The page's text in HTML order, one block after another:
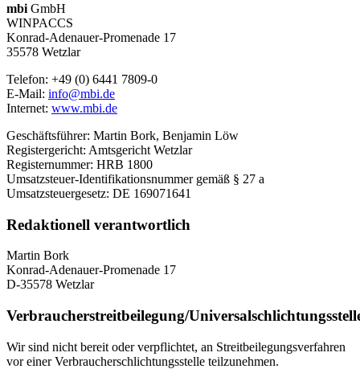
mbi GmbH
WINPACCS
Konrad-Adenauer-Promenade 17
35578 Wetzlar
Telefon: +49 (0) 6441 7809-0
E-Mail: info@mbi.de
Internet: www.mbi.de
Geschäftsführer: Martin Bork, Benjamin Löw
Registergericht: Amtsgericht Wetzlar
Registernummer: HRB 1800
Umsatzsteuer-Identifikationsnummer gemäß § 27 a
Umsatzsteuergesetz: DE 169071641
Redaktionell verantwortlich
Martin Bork
Konrad-Adenauer-Promenade 17
D-35578 Wetzlar
Verbraucherstreitbeilegung/
Wir sind nicht bereit oder verpflichtet, an Streitbeilegungsverfahren
vor einer Verbraucherschlichtungsstelle teilzunehmen.